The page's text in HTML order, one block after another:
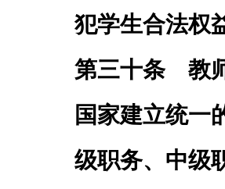
犯学生合法权
第三十条 教
国家建立统一
级职务、中级